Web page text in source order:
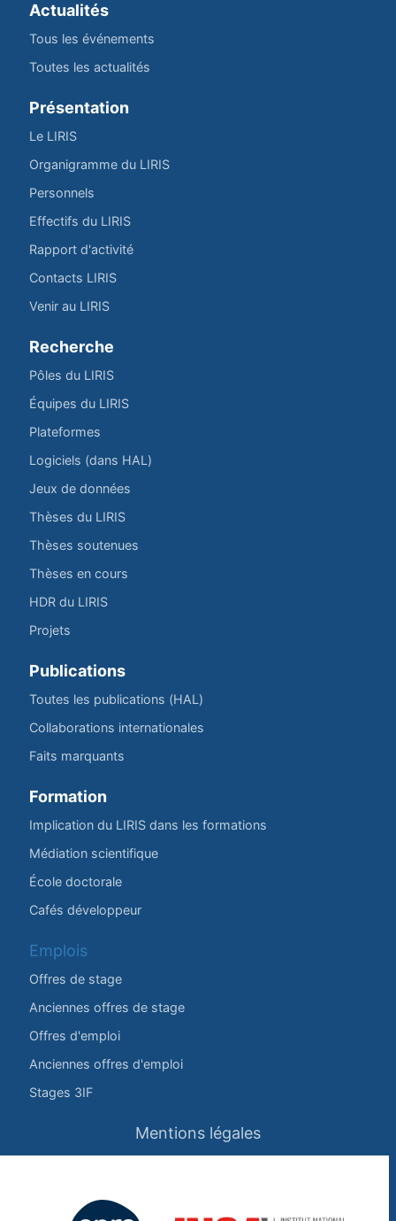
Actualités
Tous les événements
Toutes les actualités
Présentation
Le LIRIS
Organigramme du LIRIS
Personnels
Effectifs du LIRIS
Rapport d'activité
Contacts LIRIS
Venir au LIRIS
Recherche
Pôles du LIRIS
Équipes du LIRIS
Plateformes
Logiciels (dans HAL)
Jeux de données
Thèses du LIRIS
Thèses soutenues
Thèses en cours
HDR du LIRIS
Projets
Publications
Toutes les publications (HAL)
Collaborations internationales
Faits marquants
Formation
Implication du LIRIS dans les formations
Médiation scientifique
École doctorale
Cafés développeur
Emplois
Offres de stage
Anciennes offres de stage
Offres d'emploi
Anciennes offres d'emploi
Stages 3IF
Mentions légales